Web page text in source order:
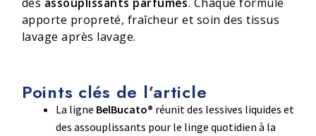
apporte propreté, fraîcheur et soin des tissus
lavage après lavage.
Points clés de l’article
La ligne BelBucato® réunit des lessives liquides et
des assouplissants pour le linge quotidien à la